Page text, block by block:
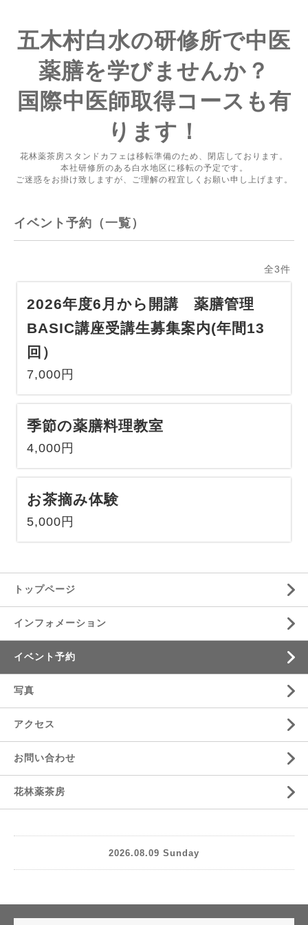
五木村白水の研修所で中医
薬膳を学びませんか？
国際中医師取得コースも有
ります！
花林薬茶房スタンドカフェは移転準備のため、閉店しております。
本社研修所のある白水地区に移転の予定です。
ご迷惑をお掛け致しますが、ご理解の程宜しくお願い申し上げます。
イベント予約（一覧）
全3件
2026年度6月から開講 薬膳管理
BASIC講座受講生募集案内(年間13
回）
7,000円
季節の薬膳料理教室
4,000円
お茶摘み体験
5,000円
トップページ
インフォメーション
イベント予約
写真
アクセス
お問い合わせ
花林薬茶房
2026.08.09 Sunday